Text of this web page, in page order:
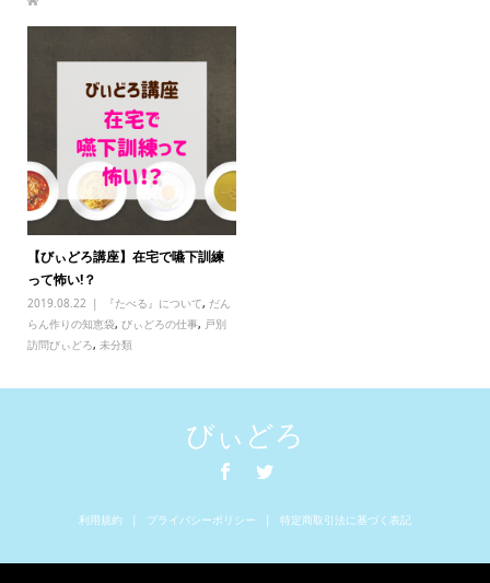
【びぃどろ講座】在宅で嚥下訓練
って怖い!？
2019.08.22 『たべる』について, だん
らん作りの知恵袋, びぃどろの仕事, 戸別
訪問びぃどろ, 未分類
びぃどろ
利用規約 プライバシーポリシー 特定商取引法に基づく表記